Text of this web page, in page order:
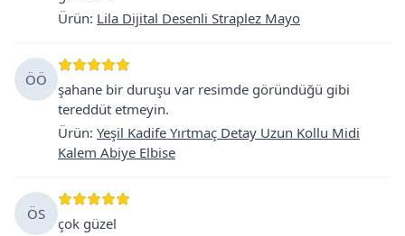
Ürün: Lila Dijital Desenli Straplez Mayo
ÖÖ
şahane bir duruşu var resimde göründüğü gibi
tereddüt etmeyin.
Ürün: Yeşil Kadife Yırtmaç Detay Uzun Kollu Midi
Kalem Abiye Elbise
ÖS
çok güzel